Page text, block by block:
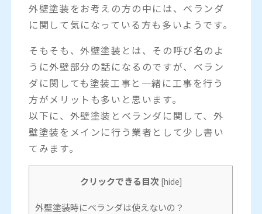
外壁塗装をお考えの方の中には、ベランダ
に関して気になっている方も多いようです。
そもそも、外壁塗装とは、その呼び名のよ
うに外壁部分の話になるのですが、ベラン
ダに関しても塗装工事と一緒に工事を行う
方がメリットも多いと思います。
以下に、外壁塗装とベランダに関して、外
壁塗装をメインに行う業者として少し書い
てみます。
クリックできる目次 [hide]
外壁塗装時にベランダは使えないの？